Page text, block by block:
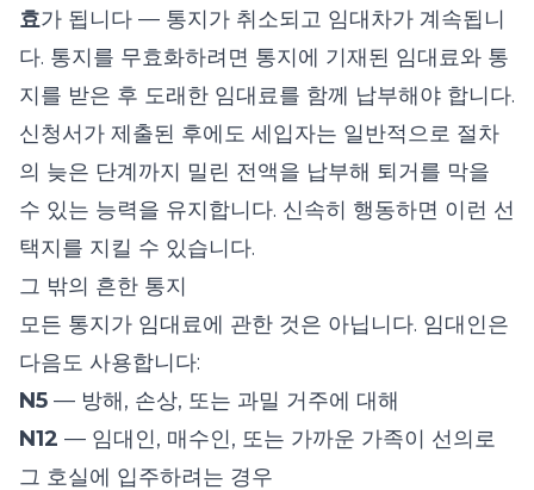
효가 됩니다 — 통지가 취소되고 임대차가 계속됩니
다. 통지를 무효화하려면 통지에 기재된 임대료와 통
지를 받은 후 도래한 임대료를 함께 납부해야 합니다.
신청서가 제출된 후에도 세입자는 일반적으로 절차
의 늦은 단계까지 밀린 전액을 납부해 퇴거를 막을
수 있는 능력을 유지합니다. 신속히 행동하면 이런 선
택지를 지킬 수 있습니다.
그 밖의 흔한 통지
모든 통지가 임대료에 관한 것은 아닙니다. 임대인은
다음도 사용합니다:
N5 — 방해, 손상, 또는 과밀 거주에 대해
N12 — 임대인, 매수인, 또는 가까운 가족이 선의로
그 호실에 입주하려는 경우